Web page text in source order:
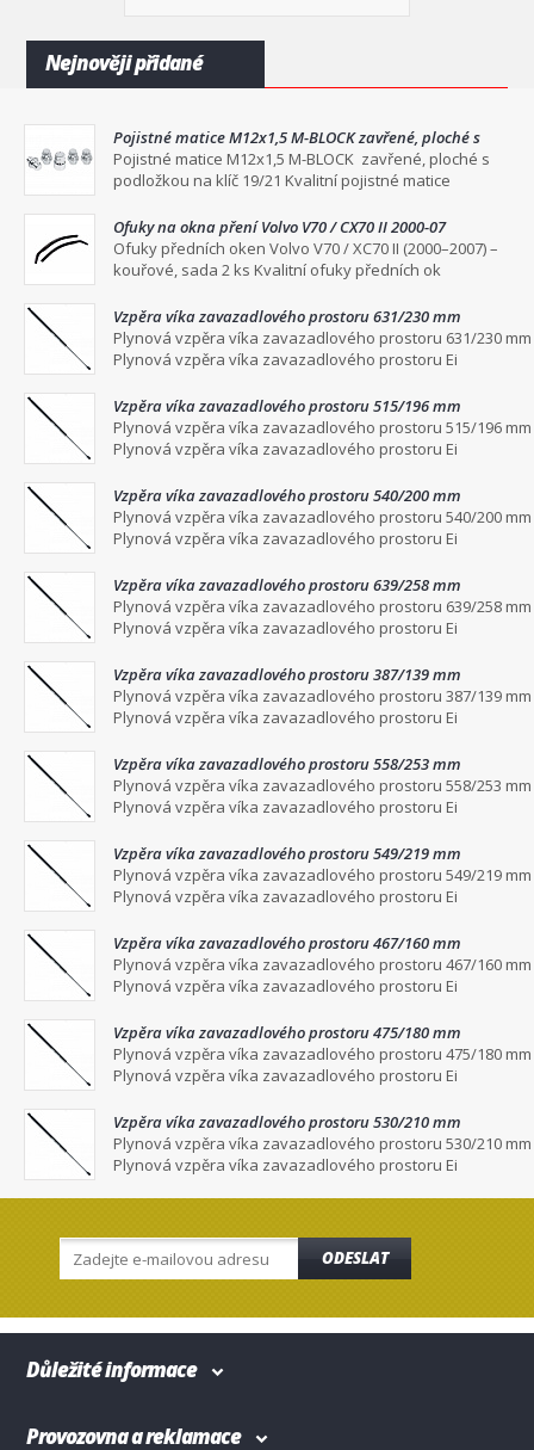
Nejnověji přidané
Pojistné matice M12x1,5 M-BLOCK zavřené, ploché s
podložkou na klíč 19/21
Pojistné matice M12x1,5 M-BLOCK zavřené, ploché s
podložkou na klíč 19/21 Kvalitní pojistné matice
Ofuky na okna pření Volvo V70 / CX70 II 2000-07
Ofuky předních oken Volvo V70 / XC70 II (2000–2007) –
kouřové, sada 2 ks Kvalitní ofuky předních ok
Vzpěra víka zavazadlového prostoru 631/230 mm
Plynová vzpěra víka zavazadlového prostoru 631/230 mm
Plynová vzpěra víka zavazadlového prostoru Ei
Vzpěra víka zavazadlového prostoru 515/196 mm
Plynová vzpěra víka zavazadlového prostoru 515/196 mm
Plynová vzpěra víka zavazadlového prostoru Ei
Vzpěra víka zavazadlového prostoru 540/200 mm
Plynová vzpěra víka zavazadlového prostoru 540/200 mm
Plynová vzpěra víka zavazadlového prostoru Ei
Vzpěra víka zavazadlového prostoru 639/258 mm
Plynová vzpěra víka zavazadlového prostoru 639/258 mm
Plynová vzpěra víka zavazadlového prostoru Ei
Vzpěra víka zavazadlového prostoru 387/139 mm
Plynová vzpěra víka zavazadlového prostoru 387/139 mm
Plynová vzpěra víka zavazadlového prostoru Ei
Vzpěra víka zavazadlového prostoru 558/253 mm
Plynová vzpěra víka zavazadlového prostoru 558/253 mm
Plynová vzpěra víka zavazadlového prostoru Ei
Vzpěra víka zavazadlového prostoru 549/219 mm
Plynová vzpěra víka zavazadlového prostoru 549/219 mm
Plynová vzpěra víka zavazadlového prostoru Ei
Vzpěra víka zavazadlového prostoru 467/160 mm
Plynová vzpěra víka zavazadlového prostoru 467/160 mm
Plynová vzpěra víka zavazadlového prostoru Ei
Vzpěra víka zavazadlového prostoru 475/180 mm
Plynová vzpěra víka zavazadlového prostoru 475/180 mm
Plynová vzpěra víka zavazadlového prostoru Ei
Vzpěra víka zavazadlového prostoru 530/210 mm
Plynová vzpěra víka zavazadlového prostoru 530/210 mm
Plynová vzpěra víka zavazadlového prostoru Ei
ODESLAT
Důležité informace
Provozovna a reklamace